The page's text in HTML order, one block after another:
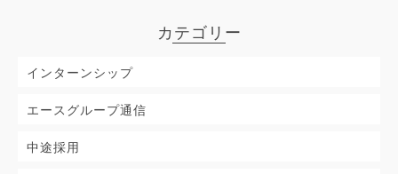
カテゴリー
インターンシップ
エースグループ通信
中途採用